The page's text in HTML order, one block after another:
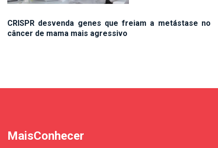
CRISPR desvenda genes que freiam a metástase no
câncer de mama mais agressivo
MaisConhecer